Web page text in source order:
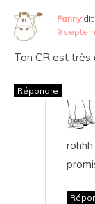
Fanny dit
9
Ton CR est très
Répondre